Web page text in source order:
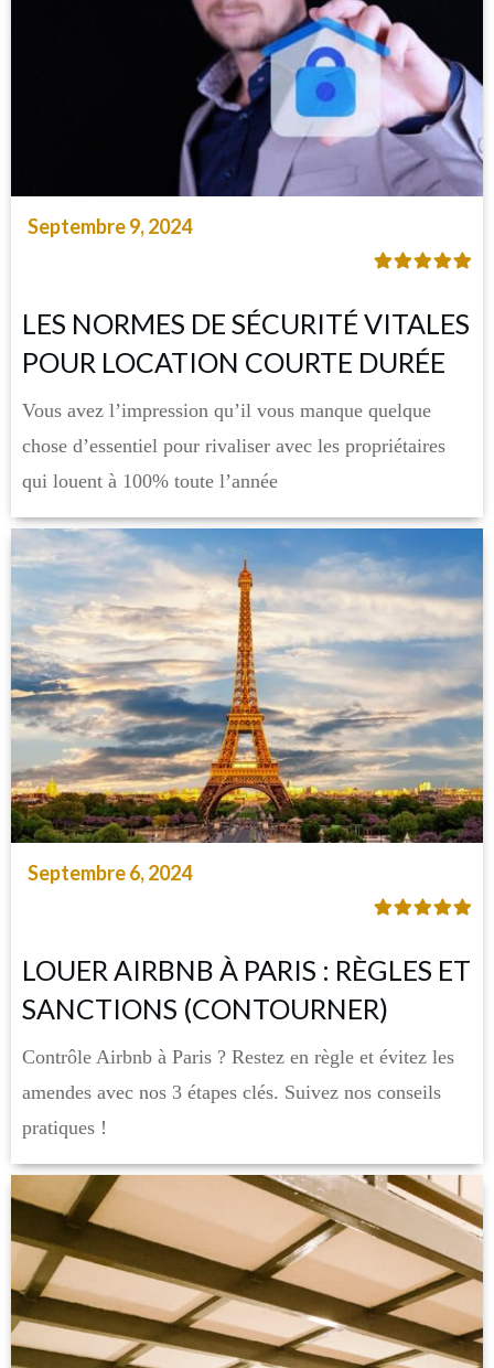
Septembre 9, 2024
LES NORMES DE SÉCURITÉ VITALES
POUR LOCATION COURTE DURÉE
Vous avez l’impression qu’il vous manque quelque
chose d’essentiel pour rivaliser avec les propriétaires
qui louent à 100% toute l’année
Septembre 6, 2024
LOUER AIRBNB À PARIS : RÈGLES ET
SANCTIONS (CONTOURNER)
Contrôle Airbnb à Paris ? Restez en règle et évitez les
amendes avec nos 3 étapes clés. Suivez nos conseils
pratiques !